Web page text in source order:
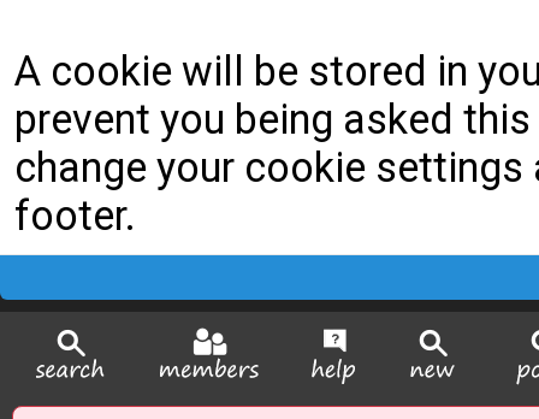
A cookie will be stored in
prevent you being asked
change your cookie
footer.